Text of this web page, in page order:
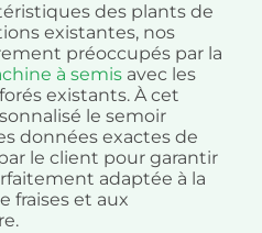
des plants de
existantes, nos
préoccupés par la
à semis avec les
existants. À cet
le semoir
données exactes de
le client pour garantir
adaptée à la
fraises et aux